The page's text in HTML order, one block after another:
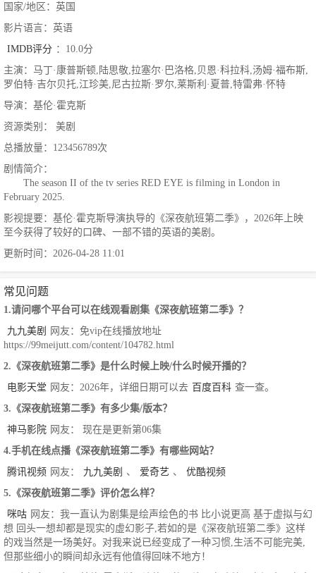
国家/地区：英国
影片语言：英语
IMDB评分 ：10.0分
主演：马丁·康普斯顿,陆思敬,拉塞尔·巴洛格,贝恩·科拉科,汤姆·福布斯,
罗伯特·吉尔贝托,江珍美,尼古拉斯·罗尔,莱斯利·夏普,特雷弗·怀特
导演：基伦·霍克斯
资源类别： 美剧
总播放量：123456789次
剧情简介：
The season II of the tv series RED EYE is filming in London in
February 2025.
影视提要：基伦·霍克斯导演执导的《深夜航班第二季》，2026年上映
至今获得了较好的口碑、一部不错的英语的美剧。
更新时间：2026-04-28 11:01
常见问题
1.请问哪个平台可以在线观看剧集《深夜航班第二季》？
九九美剧
网友：免vip在线播放地址
https://99meijutt.com/content/104782.html
2.《深夜航班第二季》是什么时候上映/什么时候开播的？
电影天堂 网友：2026年，详细日期可以去 百度百科 查一查。
3.《深夜航班第二季》有多少集/版本？
神马影院 网友： 现在是更新第06集
4.手机在线点播《深夜航班第二季》有哪些网站？
腾讯视频 网友： 九九美剧 、 爱奇艺 、
优酷视频
5.《深夜航班第二季》评价怎么样？
咪咕 网友：我一直认为剧集是绘声绘色的书 比小说更高 基于虚拟与幻
想 回头一想却都是现实的虚幻影子,若如的是《深夜航班第二季》这样
的戏当然是一场美好。对我来说已经变成了一种习惯,生活不可能完美,
但那些细小的瞬间却永远有他值得回味不地方！